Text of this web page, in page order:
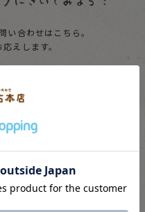
い合わせはこちら。
えします。
：00
みいただいています。
よりお問い合わせくださ